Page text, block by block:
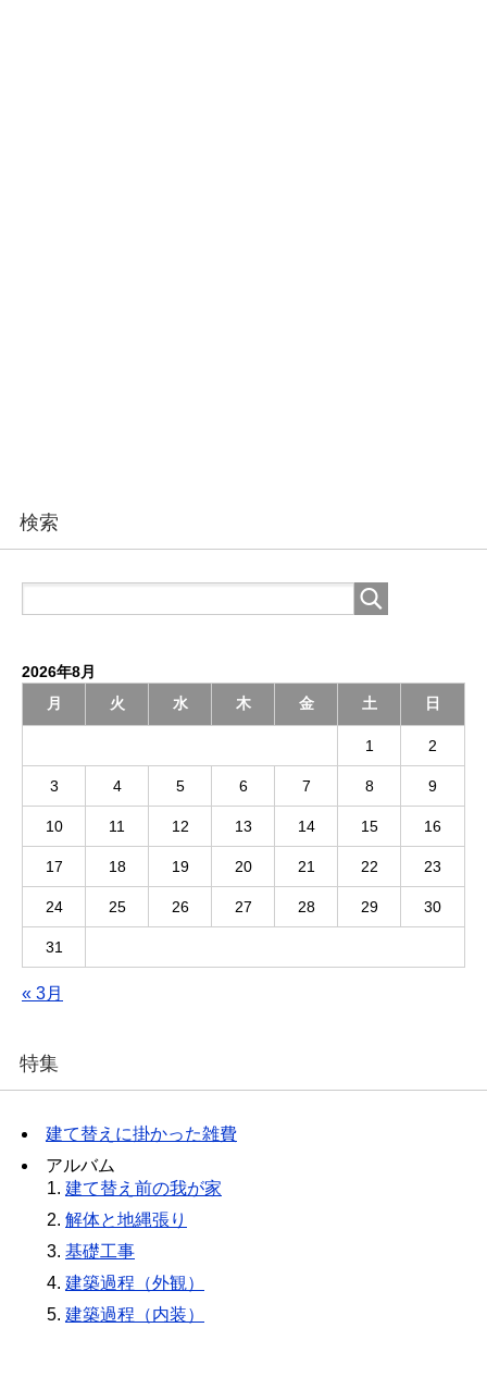
検索
2026年8月
月
火 水 木 金 土 日
1 2
3 4 5 6 7 8 9
10 11 12 13 14 15 16
17 18 19 20 21 22 23
24 25 26 27 28 29 30
31
« 3月
特集
建て替えに掛かった雑費
アルバム
建て替え前の我が家
解体と地縄張り
基礎工事
建築過程（外観）
建築過程（内装）